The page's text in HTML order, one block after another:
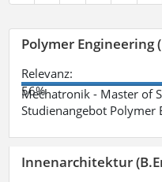
Polymer Engineering
Relevanz:
56%
Mechatronik - Master of
Studienangebot Polymer
Innenarchitektur